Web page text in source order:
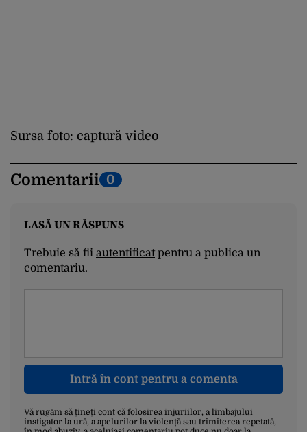
Sursa foto: captură video
Comentarii 0
LASĂ UN RĂSPUNS
Trebuie să fii autentificatpentru a publica un
comentariu.
Intră în cont pentru a comenta
Vă rugăm să țineți cont că folosirea injuriilor, a limbajului
instigator la ură, a apelurilor la violență sau trimiterea repetată,